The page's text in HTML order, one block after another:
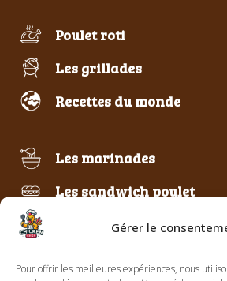
Gérer le
Pour offrir les meilleures expériences, nous
Poulet roti
Les grillades
Recettes du monde
Les marinades
Les sandwich poulet
Poulet frit & pané
Le best of Chicken Chef